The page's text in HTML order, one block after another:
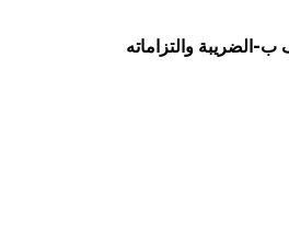
ب-الضريبة والتزاماته